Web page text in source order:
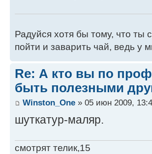
Радуйся хотя бы тому, что ты
пойти и заварить чай, ведь у
Re: А кто вы по
быть полезными
Winston_One » 05 июн 2009,
шуткатур-маляр.
смотрят телик,15